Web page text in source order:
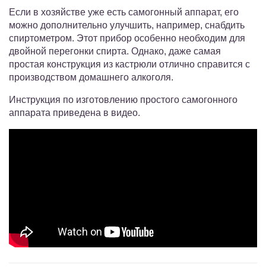
Если в хозяйстве уже есть самогонный аппарат, его
можно дополнительно улучшить, например, снабдить
спиртометром. Этот прибор особенно необходим для
двойной перегонки спирта. Однако, даже самая
простая конструкция из кастрюли отлично справится с
производством домашнего алкоголя.
Инструкция по изготовлению простого самогонного
аппарата приведена в видео.